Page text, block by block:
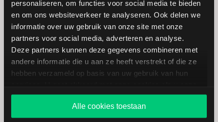
personaliseren, om functies voor social media te bieden
en om ons websiteverkeer te analyseren. Ook delen we
informatie over uw gebruik van onze site met onze
partners voor social media, adverteren en analyse.
Deze partners kunnen deze gegevens combineren met
andere informatie die u aan ze heeft verstrekt of die ze
hebben verzameld op basis van uw gebruik van hun
website blijft gebruiken.
Alle cookies toestaan
Maak de order
Wanneer de strategie is aangemaakt, opent u het
ordervenster om deze te configureren en rechtstreeks naar
de beurs te versturen.
LYNX Trading App